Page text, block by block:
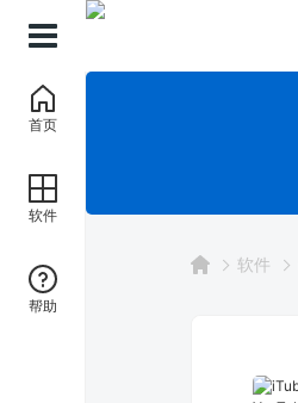
软件
首页
软件
帮助